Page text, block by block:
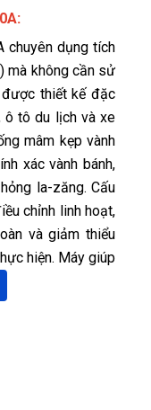
:
chuyên dụng tích
mà không cần sử
được thiết kế đặc
ô tô du lịch và xe
mâm kẹp vành
xác vành bánh,
la-zăng. Cấu
chỉnh linh hoạt,
và giảm thiểu
hiện. Máy giúp
và hiệu quả,
tâm dịch vụ